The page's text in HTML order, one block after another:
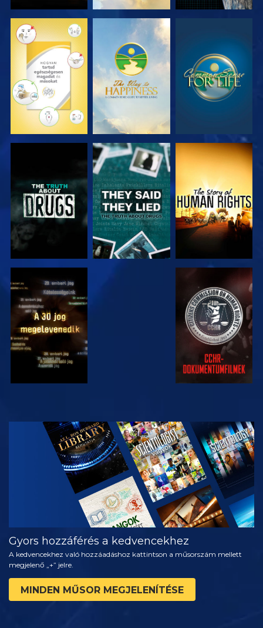
MŰSORNÉZÉS MŰSORNÉZÉS MŰSORNÉZÉS
MŰSORNÉZÉS MŰSORNÉZÉS MŰSORNÉZÉS
MŰSORNÉZÉS MŰSORNÉZÉS
MŰSORNÉZÉS
A SOROZAT
RÉSZEI
Gyors hozzáférés a kedvencekhez
A kedvencekhez való hozzáadáshoz kattintson a műsorszám mellett
megjelenő „+” jelre.
MINDEN MŰSOR MEGJELENÍTÉSE